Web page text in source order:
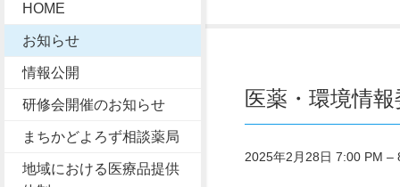
HOME
お知らせ
情報公開
研修会開催のお知らせ
まちかどよろず相談薬局
地域における医療品提供
医薬・環境情
2025年2月28日 7:00 PM –